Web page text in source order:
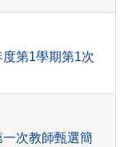
第1學期第1次
次教師甄選簡